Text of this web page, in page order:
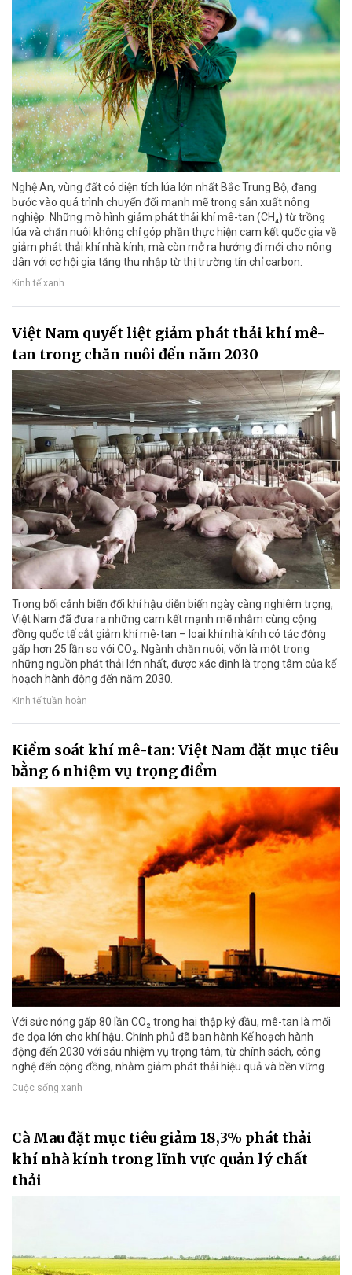
Nghệ An, vùng đất có diện tích lúa lớn nhất Bắc Trung Bộ, đang
bước vào quá trình chuyển đổi mạnh mẽ trong sản xuất nông
nghiệp. Những mô hình giảm phát thải khí mê-tan (CH₄) từ trồng
lúa và chăn nuôi không chỉ góp phần thực hiện cam kết quốc gia về
giảm phát thải khí nhà kính, mà còn mở ra hướng đi mới cho nông
dân với cơ hội gia tăng thu nhập từ thị trường tín chỉ carbon.
Kinh tế xanh
Việt Nam quyết liệt giảm phát thải khí mê-
tan trong chăn nuôi đến năm 2030
Trong bối cảnh biến đổi khí hậu diễn biến ngày càng nghiêm trọng,
Việt Nam đã đưa ra những cam kết mạnh mẽ nhằm cùng cộng
đồng quốc tế cắt giảm khí mê-tan – loại khí nhà kính có tác động
gấp hơn 25 lần so với CO₂. Ngành chăn nuôi, vốn là một trong
những nguồn phát thải lớn nhất, được xác định là trọng tâm của kế
hoạch hành động đến năm 2030.
Kinh tế tuần hoàn
Kiểm soát khí mê-tan: Việt Nam đặt mục tiêu
bằng 6 nhiệm vụ trọng điểm
Với sức nóng gấp 80 lần CO₂ trong hai thập kỷ đầu, mê-tan là mối
đe dọa lớn cho khí hậu. Chính phủ đã ban hành Kế hoạch hành
động đến 2030 với sáu nhiệm vụ trọng tâm, từ chính sách, công
nghệ đến cộng đồng, nhằm giảm phát thải hiệu quả và bền vững.
Cuộc sống xanh
Cà Mau đặt mục tiêu giảm 18,3% phát thải
khí nhà kính trong lĩnh vực quản lý chất
thải